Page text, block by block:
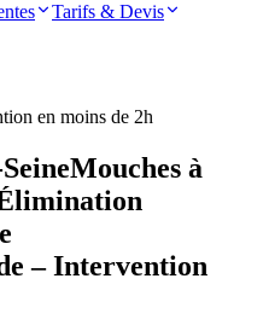
Tarifs & Devis
en moins de 2h
Mouches à
– Intervention